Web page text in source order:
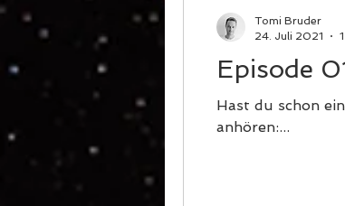
Episode
Hast du schon
anhören:...
Tomi Bruder
24. Juli 2021